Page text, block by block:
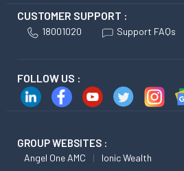
CUSTOMER SUPPORT :
18001020 Support FAQs
FOLLOW US :
GROUP WEBSITES :
Angel One AMC Ionic Wealth